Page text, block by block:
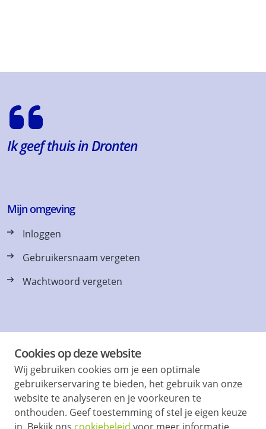
Ik geef thuis in Dronten
Mijn omgeving
Inloggen
Gebruikersnaam vergeten
Wachtwoord vergeten
Vaak gevraagd, Tips & Contact
Onlangs verhuurd
Cookies op deze website
Wij gebruiken cookies om je een optimale
gebruikerservaring te bieden, het gebruik van onze
website te analyseren en je voorkeuren te
onthouden. Geef toestemming of stel je eigen keuze